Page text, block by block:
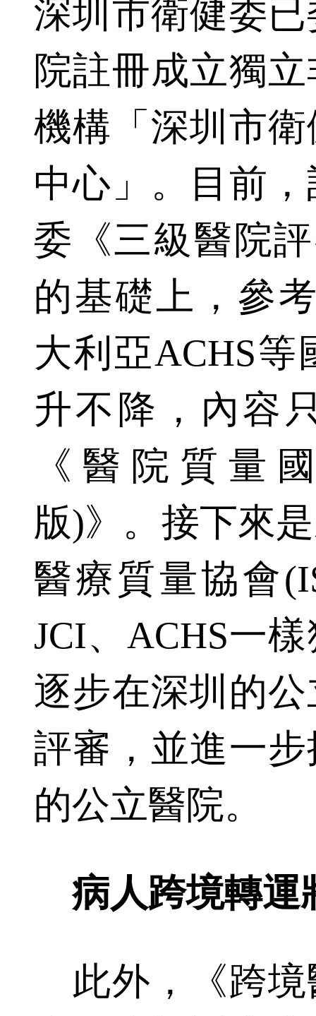
深圳市衛健委
院註冊成立獨
機構「深圳市
中心」。目前
委《三級醫院
的基礎上，參
大利亞ACHS
升不降，內容
《醫院質量
版)》。接下來
醫療質量協會
JCI、ACHS一
逐步在深圳的
評審，並進一
的公立醫院。
病人跨境轉運
此外，《跨境